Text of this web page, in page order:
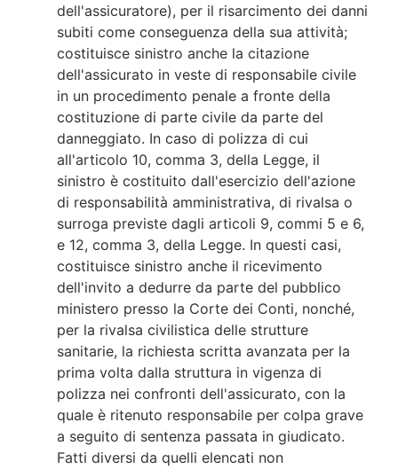
dell'assicuratore), per il risarcimento dei danni
subiti come conseguenza della sua attività;
costituisce sinistro anche la citazione
dell'assicurato in veste di responsabile civile
in un procedimento penale a fronte della
costituzione di parte civile da parte del
danneggiato. In caso di polizza di cui
all'articolo 10, comma 3, della Legge, il
sinistro è costituito dall'esercizio dell'azione
di responsabilità amministrativa, di rivalsa o
surroga previste dagli articoli 9, commi 5 e 6,
e 12, comma 3, della Legge. In questi casi,
costituisce sinistro anche il ricevimento
dell'invito a dedurre da parte del pubblico
ministero presso la Corte dei Conti, nonché,
per la rivalsa civilistica delle strutture
sanitarie, la richiesta scritta avanzata per la
prima volta dalla struttura in vigenza di
polizza nei confronti dell'assicurato, con la
quale è ritenuto responsabile per colpa grave
a seguito di sentenza passata in giudicato.
Fatti diversi da quelli elencati non